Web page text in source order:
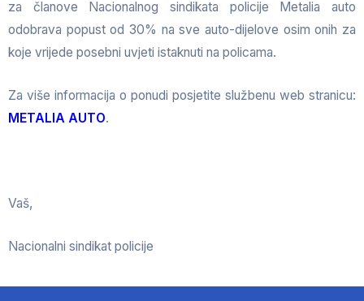
za članove Nacionalnog sindikata policije Metalia auto
odobrava popust od 30% na sve auto-dijelove osim onih za
koje vrijede posebni uvjeti istaknuti na policama.
Za više informacija o ponudi posjetite službenu web stranicu:
METALIA AUTO.
Vaš,
Nacionalni sindikat policije